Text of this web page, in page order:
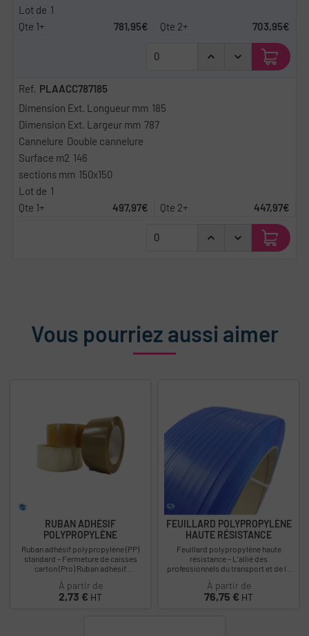
1
781,95€
703,95€
PLAACC787185
185
787
Double cannelure
146
150x150
1
497,97€
447,97€
Vous pourriez aussi aimer
RUBAN ADHÉSIF
POLYPROPYLÈNE
Ruban adhésif polypropylène (PP)
standard – Fermeture de caisses
carton (Pro) Ruban adhésif
polypropylène (PP) pour la fermeture
manuelle de...
À partir de
Prix
2,73 € HT
FEUILLARD POLYPROPYLÈNE
HAUTE RÉSISTANCE
Feuillard polypropylène haute
résistance – L’allié des
professionnels du transport et de la
de cerclage...
À partir de
Prix
76,75 € HT